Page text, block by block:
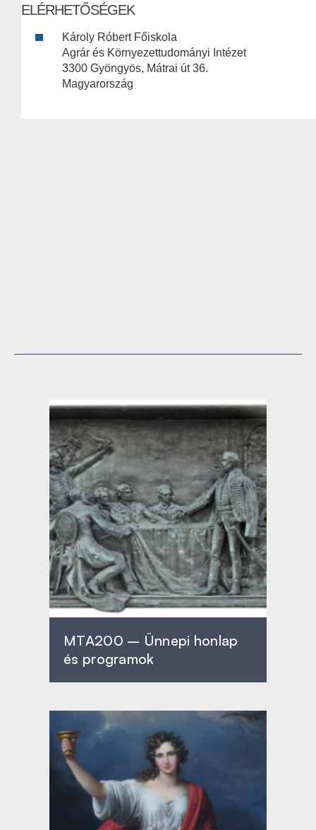
ELÉRHETŐSÉGEK
Károly Róbert Főiskola
Agrár és Környezettudományi Intézet
3300 Gyöngyös, Mátrai út 36.
Magyarország
MTA200 – Ünnepi honlap
és programok